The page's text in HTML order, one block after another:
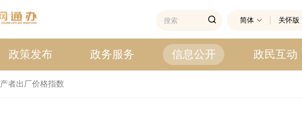
简体 关怀版
政策发布 政务服务 信息公开 政民互动
者出厂价格指数